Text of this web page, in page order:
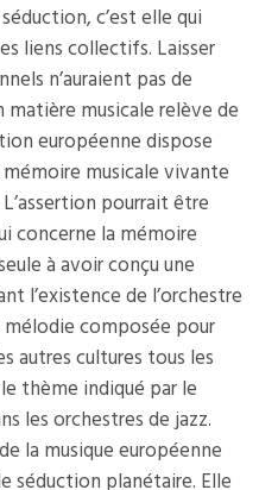
c’est elle qui
liens collectifs. Laisser
n’auraient pas de
musicale relève de
européenne dispose
musicale vivante
pourrait être
concerne la mémoire
à avoir conçu une
l’existence de l’orchestre
composée pour
autres cultures tous les
thème indiqué par le
les orchestres de jazz.
la musique européenne
séduction planétaire. Elle